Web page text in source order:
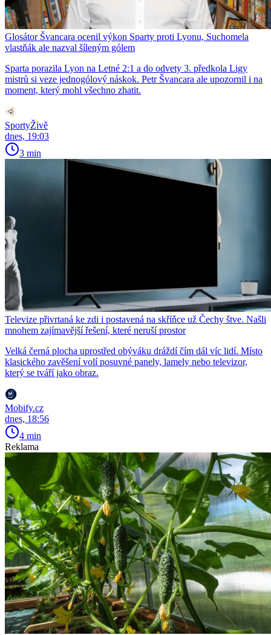
Glosátor Švancara ocenil výkon Sparty proti Lyonu, Suchomela
vlastňák ale nazval šíleným gólem
Sparta porazila Lyon na Letné 2:1 a do odvety 3. předkola Ligy
mistrů si veze jednogólový náskok. Petr Švancara ale upozornil i na
moment, který mohl všechno zhatit.
SportyŽivě
dnes, 19:03
3 min
Televize přivrtaná ke zdi i postavená na skříňce už Čechy štve. Našli
mnohem zajímavější řešení, které neruší prostor
Velká černá plocha uprostřed obýváku dráždí čím dál víc lidí. Místo
klasického zavěšení volí posuvné panely, lamely nebo televizor,
který se tváří jako obraz.
Mobify.cz
dnes, 18:56
4 min
Reklama